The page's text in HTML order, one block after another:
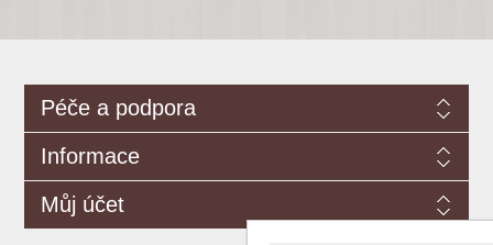
Péče a podpora
Informace
Můj účet